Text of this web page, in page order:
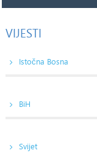
VIJESTI
Istočna Bosna
BiH
Svijet